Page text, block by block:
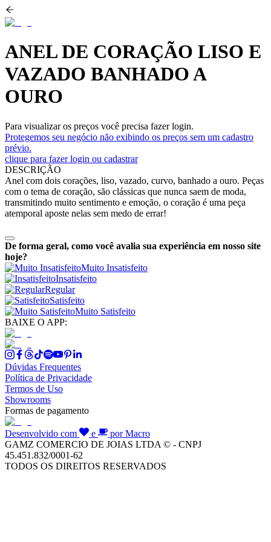
ANEL DE CORAÇÃO LISO E
VAZADO BANHADO A
OURO
Para visualizar os preços você precisa fazer login.
Protegemos seu negócio não exibindo os preços sem um cadastro
prévio.
clique para fazer login ou cadastrar
DESCRIÇÃO
Anel com dois corações, liso, vazado, curvo, banhado a ouro. Peças
com o tema de coração, são clássicas que nunca saem de moda,
transmitindo muito sentimento e emoção, o coração é uma peça
atemporal aposte nelas sem medo de errar!
De forma geral, como você avalia sua experiência em nosso site
hoje?
Muito Insatisfeito
Insatisfeito
Regular
Satisfeito
Muito Satisfeito
BAIXE O APP:
Dúvidas Frequentes
Política de Privacidade
Termos de Uso
Showrooms
Formas de pagamento
Desenvolvido com e
por Macro
GAMZ COMERCIO DE JOIAS LTDA © - CNPJ
45.451.832/0001-62
TODOS OS DIREITOS RESERVADOS